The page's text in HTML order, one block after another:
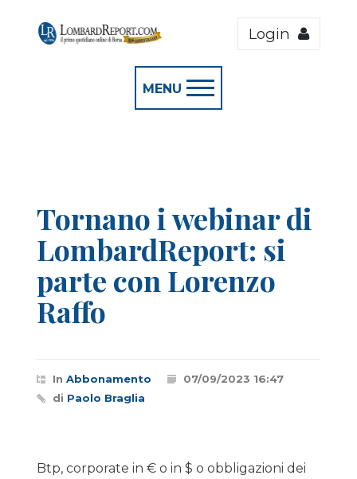
Login
MENU
Tornano i webinar di
LombardReport: si
parte con Lorenzo
Raffo
In Abbonamento
07/09/2023 16:47
di Paolo Braglia
Btp, corporate in € o in $ o obbligazioni dei